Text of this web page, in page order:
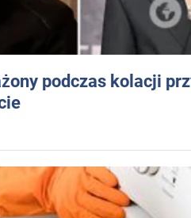
podczas kolacji